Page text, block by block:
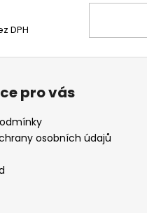
DPH
pro vás
osobních údajů